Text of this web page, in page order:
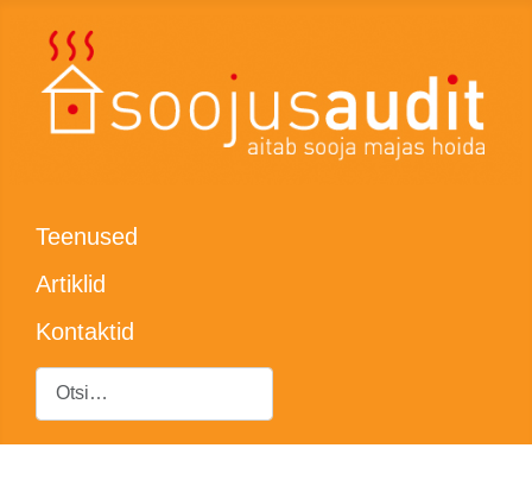
Teenused
Artiklid
Kontaktid
Otsing